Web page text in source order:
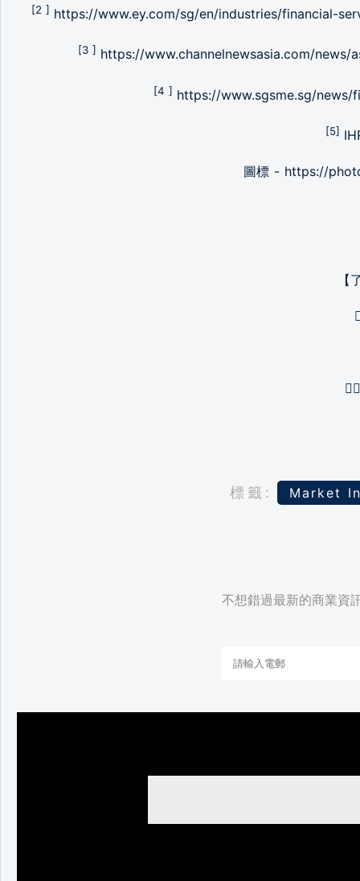
[2 ] https://www.ey.com/sg/en/industries/financial-
[3 ] https://www.channelnewsasia.com/
[4 ] https://www.sgsme.sg/
[5]
圖標 - https://
標籤: Market
不想錯過最新的商業資